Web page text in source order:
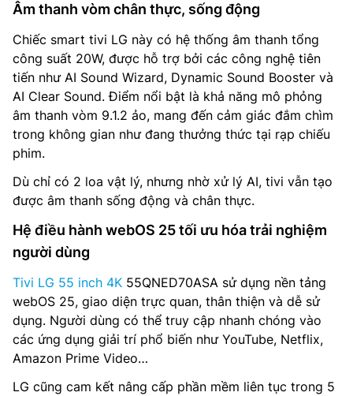
Âm thanh vòm chân thực, sống động
Chiếc smart tivi LG này có hệ thống âm thanh tổng
công suất 20W, được hỗ trợ bởi các công nghệ tiên
tiến như AI Sound Wizard, Dynamic Sound Booster và
AI Clear Sound. Điểm nổi bật là khả năng mô phỏng
âm thanh vòm 9.1.2 ảo, mang đến cảm giác đắm chìm
trong không gian như đang thưởng thức tại rạp chiếu
phim.
Dù chỉ có 2 loa vật lý, nhưng nhờ xử lý AI, tivi vẫn tạo
được âm thanh sống động và chân thực.
Hệ điều hành webOS 25 tối ưu hóa trải nghiệm
người dùng
Tivi LG 55 inch 4K 55QNED70ASA sử dụng nền tảng
webOS 25, giao diện trực quan, thân thiện và dễ sử
dụng. Người dùng có thể truy cập nhanh chóng vào
các ứng dụng giải trí phổ biến như YouTube, Netflix,
Amazon Prime Video…
LG cũng cam kết nâng cấp phần mềm liên tục trong 5